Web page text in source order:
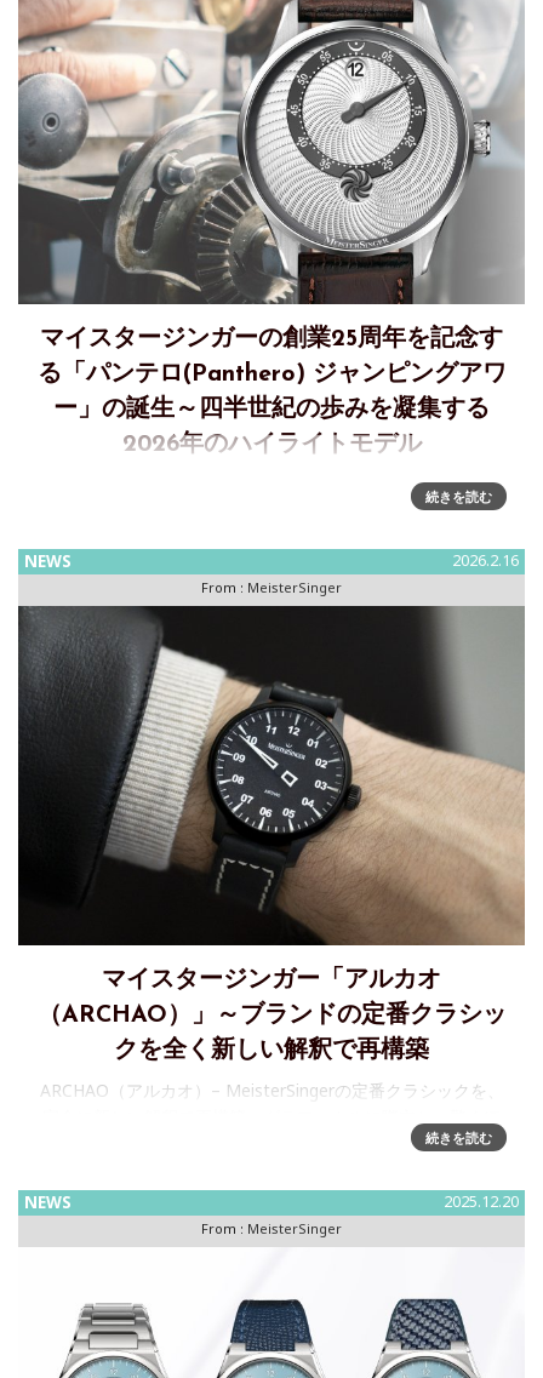
マイスタージンガーの創業25周年を記念す
る「パンテロ(Panthero) ジャンピングアワ
ー」の誕生～四半世紀の歩みを凝集する
2026年のハイライトモデル
Panthero（パンテロ） Jumping Hour – MeisterSinger創業25
周年を記念する、2026年のハイライトモデル25年にわたる
続きを読む
NEWS 2026.2.16
From : MeisterSinger
マイスタージンガー「アルカオ
（ARCHAO）」～ブランドの定番クラシッ
クを全く新しい解釈で再構築
ARCHAO（アルカオ）– MeisterSingerの定番クラシックを、
どの高い夜光性能を備えて。クラシックとは、「残り続ける
続きを読む
NEWS 2025.12.20
From : MeisterSinger